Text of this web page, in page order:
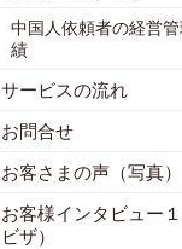
中国人依頼者の経営
績
サービスの流れ
お問合せ
お客さまの声（写真）
お客様インタビュー
ビザ）